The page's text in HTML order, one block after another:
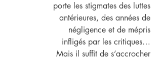
porte les stigmates des luttes
antérieures, des années de
négligence et de mépris
infligés par les critiques…
Mais il suffit de s’accrocher